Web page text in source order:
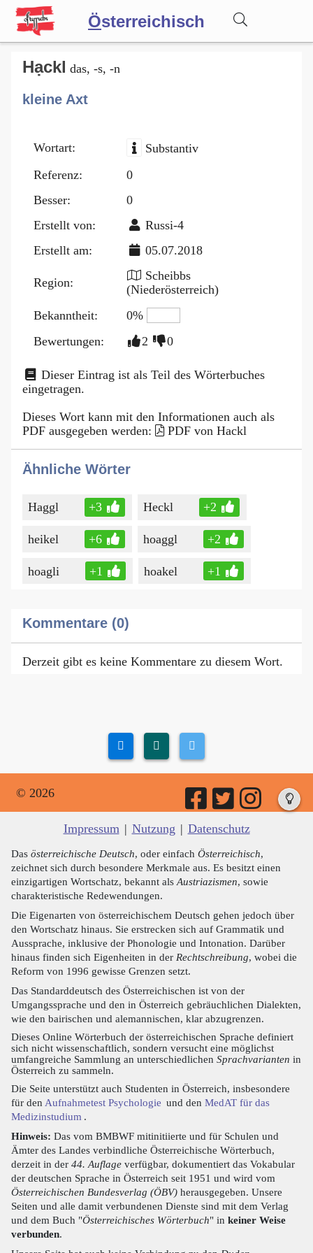
Österreichisch
Wörterbuch
Forum
Blog
Hạckl das, -s, -n
kleine Axt
Wortart:
Substantiv
Referenz:
0
Besser:
0
Erstellt von:
Russi-4
Erstellt am:
05.07.2018
Region:
Scheibbs
(Niederösterreich)
Bekanntheit:
0%
Bewertungen:
2 0
Dieser Eintrag ist als Teil des Wörterbuches
eingetragen.
Dieses Wort kann mit den Informationen auch als
PDF ausgegeben werden:
PDF von Hackl
Ähnliche Wörter
Haggl +3 Heckl +2
heikel +6 hoaggl +2
hoagli +1 hoakel +1
Kommentare (0)
Derzeit gibt es keine Kommentare zu diesem Wort.
© 2026
Impressum | Nutzung | Datenschutz
Das österreichische Deutsch, oder einfach Österreichisch,
zeichnet sich durch besondere Merkmale aus. Es besitzt einen
einzigartigen Wortschatz, bekannt alsAustriazismen, sowie
charakteristische Redewendungen.
Die Eigenarten von österreichischem Deutsch gehen jedoch über
den Wortschatz hinaus. Sie erstrecken sich auf Grammatik und
Aussprache, inklusive der Phonologie und Intonation. Darüber
hinaus finden sich Eigenheiten in der Rechtschreibung, wobei die
Reform von 1996 gewisse Grenzen setzt.
Das Standarddeutsch des Österreichischen ist von der
Umgangssprache und den in Österreich gebräuchlichen Dialekten,
wie den bairischen und alemannischen, klar abzugrenzen.
Dieses Online Wörterbuch der österreichischen Sprache definiert
sich nicht wissenschaftlich, sondern versucht eine möglichst
umfangreiche Sammlung an unterschiedlichen Sprachvarianten in
Österreich zu sammeln.
Die Seite unterstützt auch Studenten in Österreich, insbesondere
für den Aufnahmetest Psychologie und den MedAT für das
Medizinstudium .
Hinweis: Das vom BMBWF mitinitiierte und für Schulen und
Ämter des Landes verbindliche Österreichische Wörterbuch,
derzeit in der 44. Auflage verfügbar, dokumentiert das Vokabular
der deutschen Sprache in Österreich seit 1951 und wird vom
Österreichischen Bundesverlag (ÖBV) herausgegeben. Unsere
Seiten und alle damit verbundenen Dienste sind mit dem Verlag
und dem Buch "Österreichisches Wörterbuch" in keiner Weise
verbunden.